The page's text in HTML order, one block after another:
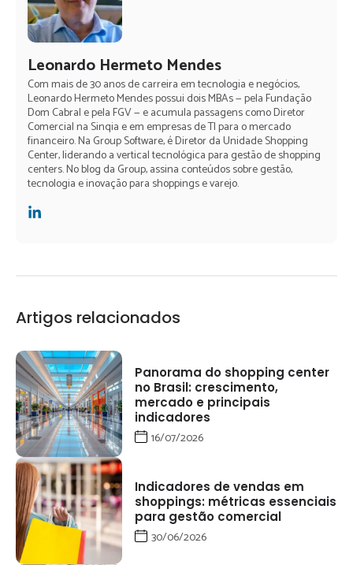
Leonardo Hermeto Mendes
Com mais de 30 anos de carreira em tecnologia e negócios,
Leonardo Hermeto Mendes possui dois MBAs — pela Fundação
Dom Cabral e pela FGV — e acumula passagens como Diretor
Comercial na Sinqia e em empresas de TI para o mercado
financeiro. Na Group Software, é Diretor da Unidade Shopping
Center, liderando a vertical tecnológica para gestão de shopping
centers. No blog da Group, assina conteúdos sobre gestão,
tecnologia e inovação para shoppings e varejo.
Artigos relacionados
Panorama do shopping center
no Brasil: crescimento,
mercado e principais
indicadores
16/07/2026
Indicadores de vendas em
shoppings: métricas essenciais
para gestão comercial
30/06/2026